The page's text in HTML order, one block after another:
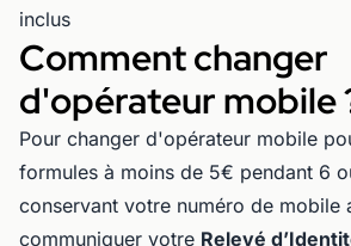
inclus
Comment changer
d'opérateur mobile
Pour changer d'opérateur mobile
formules à moins de 5€ pendant 6
conservant votre numéro de mobile
communiquer votre Relevé